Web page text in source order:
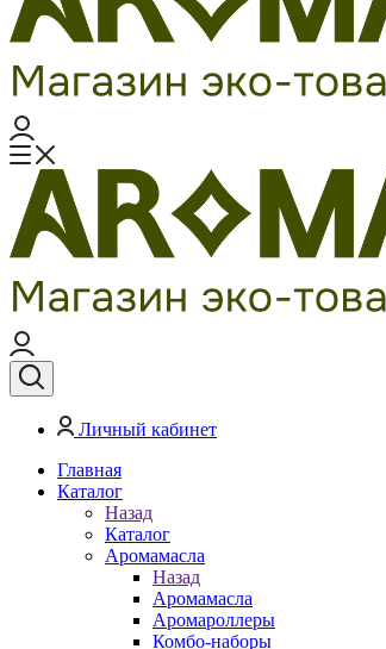
Личный кабинет
Главная
Каталог
Назад
Каталог
Аромамасла
Назад
Аромамасла
Аромароллеры
Комбо-наборы